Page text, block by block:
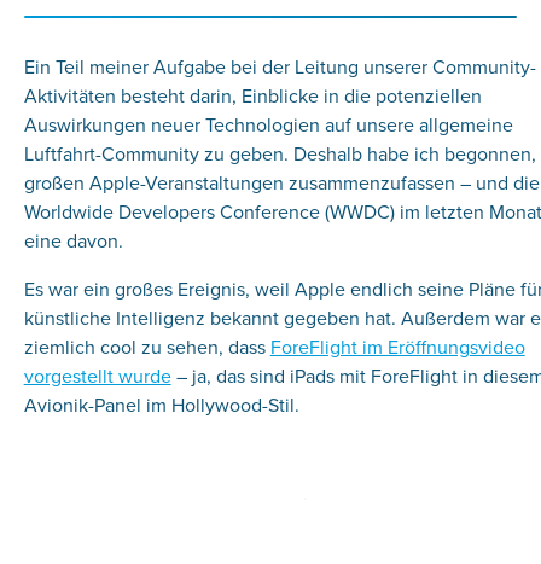
Ein Teil meiner Aufgabe bei der Leitung unserer Community-
Aktivitäten besteht darin, Einblicke in die potenziellen
Auswirkungen neuer Technologien auf unsere allgemeine
Luftfahrt-Community zu geben. Deshalb habe ich
großen Apple-Veranstaltungen zusammenzufassen – und die
Worldwide Developers Conference (WWDC) im letzten
eine davon.
Es war ein großes Ereignis, weil Apple endlich seine Pläne
künstliche Intelligenz bekannt gegeben hat. Außerdem war
ziemlich cool zu sehen, dass ForeFlight im Eröffnungsvideo
vorgestellt wurde– ja, das sind iPads mit ForeFlight in
Avionik-Panel im Hollywood-Stil.